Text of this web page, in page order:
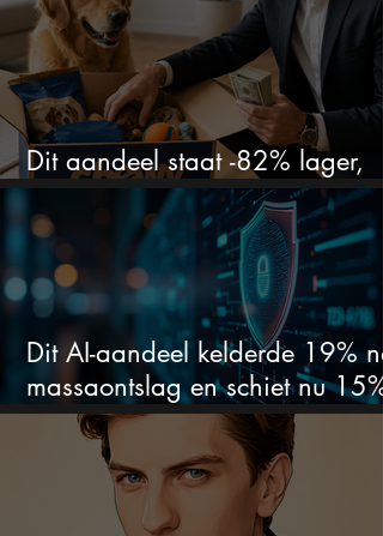
Dit aandeel staat -82% lager,
terwijl het bedrijf gewoon groeit
Dit AI-aandeel kelderde 19% na
massaontslag en schiet nu 15%
omhoog